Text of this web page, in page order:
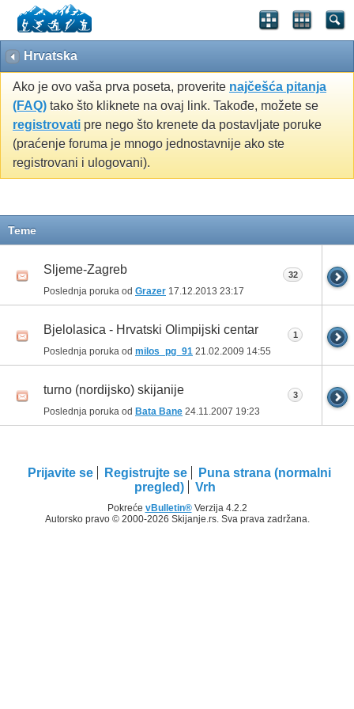
Hrvatska
Ako je ovo vaša prva poseta, proverite najčešća pitanja
(FAQ) tako što kliknete na ovaj link. Takođe, možete se
registrovati pre nego što krenete da postavljate poruke
(praćenje foruma je mnogo jednostavnije ako ste
registrovani i ulogovani).
Teme
Sljeme-Zagreb
Poslednja poruka od Grazer 17.12.2013 23:17
32
Bjelolasica - Hrvatski Olimpijski centar
Poslednja poruka od milos_pg_91 21.02.2009 14:55
1
turno (nordijsko) skijanije
Poslednja poruka od Bata Bane 24.11.2007 19:23
3
Prijavite se Registrujte se
Puna strana (normalni
pregled)
Vrh
Pokreće vBulletin®Verzija 4.2.2
Autorsko pravo © 2000-2026 Skijanje.rs. Sva prava zadržana.